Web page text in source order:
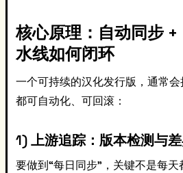
核心原理：自动同步
水线如何闭环
一个可持续的汉化发行版，通常
都可自动化、可回滚：
1) 上游追踪：版本检测与
要做到“每日同步”，关键不是每天